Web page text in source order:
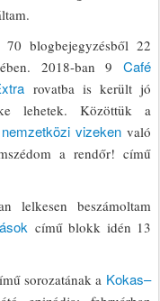
blogbejegyzésből 22
2018-ban 9 Café
rovatba is került jó
lehetek. Közöttük a
nemzetközi vizekenvaló
a rendőr! című
lelkesen beszámoltam
című blokk idén 13
sorozatának a Kokas–